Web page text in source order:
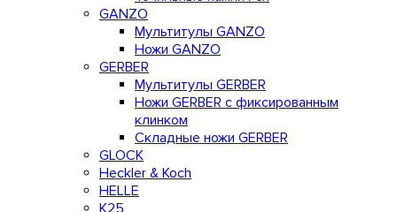
GANZO
Мультитулы GANZO
Ножи GANZO
GERBER
Мультитулы GERBER
Ножи GERBER с фиксированным
клинком
Складные ножи GERBER
GLOCK
Heckler & Koch
HELLE
K25